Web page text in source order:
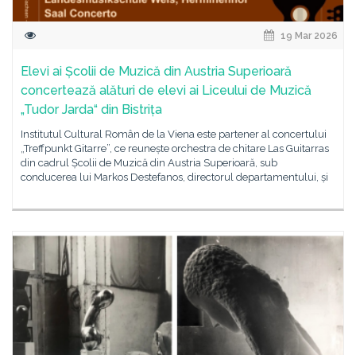
19 Mar 2026
Elevi ai Școlii de Muzică din Austria Superioară
concertează alături de elevi ai Liceului de Muzică
„Tudor Jarda“ din Bistrița
Institutul Cultural Român de la Viena este partener al concertului
„Treffpunkt Gitarre”, ce reunește orchestra de chitare Las Guitarras
din cadrul Școlii de Muzică din Austria Superioară, sub
conducerea lui Markos Destefanos, directorul departamentului, și